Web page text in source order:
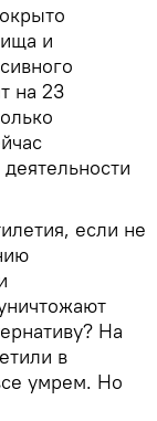
и
на 23
если не
На
в
умрем. Но